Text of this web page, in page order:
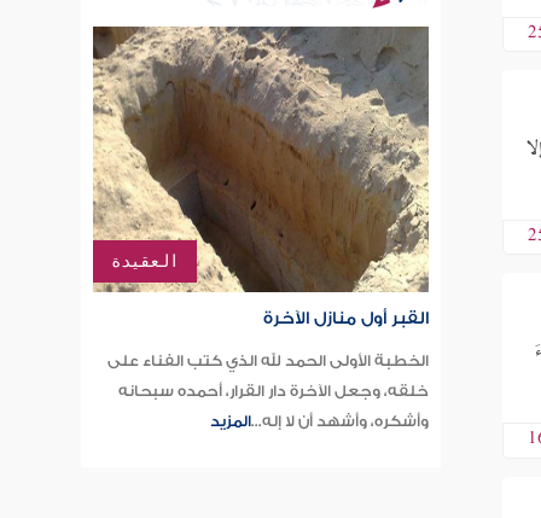
العقيدة
القبر أول منازل الآخرة
الخطبة الأولى الحمد لله الذي كتب الفناء على
خلقه، وجعل الآخرة دار القرار، أحمده سبحانه
وأشكره، وأشهد أن لا إله...المزيد